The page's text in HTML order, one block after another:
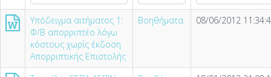
Υπόδειγμα αιτήματος 1:
Φ/Β απορριπτέο λόγω
κόστους χωρίς έκδοση
Απορριπτικής Επιστολής
Βοηθήματα 08/06/2012